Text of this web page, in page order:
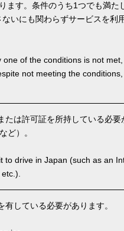
ます。条件のうち1つでも満た
いにも関わらずサービスを利
of the conditions is not
not meeting the
は許可証を所持している必要
ど）。
drive in Japan (such as an
している必要があります。